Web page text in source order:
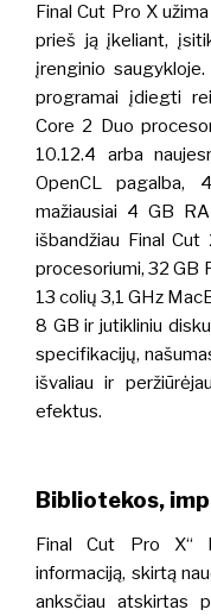
Final Cut Pro X
prieš ją įkeliant,
įrenginio
programai įdiegti
Core 2 Duo
10.12.4 arba
OpenCL pagalba,
mažiausiai 4 GB
išbandžiau Final
procesoriumi, 32 GB
13 colių 3,1 GHz
8 GB ir jutikliniu
specifikacijų,
išvaliau ir
efektus.
Bibliotekos,
Final Cut Pro X“
informaciją, skirtą
anksčiau atskirtas